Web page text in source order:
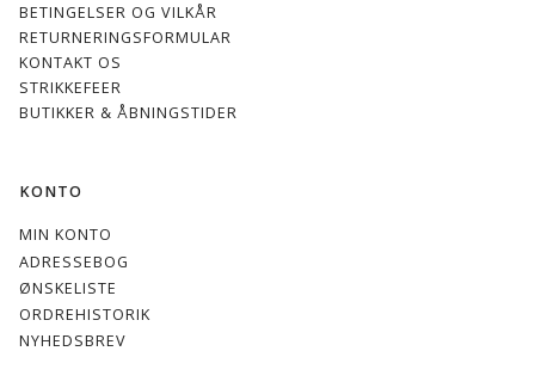
BETINGELSER OG VILKÅR
RETURNERINGSFORMULAR
KONTAKT OS
STRIKKEFEER
BUTIKKER & ÅBNINGSTIDER
KONTO
MIN KONTO
ADRESSEBOG
ØNSKELISTE
ORDREHISTORIK
NYHEDSBREV